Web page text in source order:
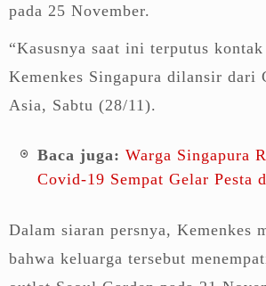
pada 25 November.
“Kasusnya saat ini terputus
Kemenkes Singapura dilansir dari
Asia, Sabtu (28/11).
Baca juga: Warga Singapura
Covid-19 Sempat Gelar Pesta
Dalam siaran persnya, Kemenkes
bahwa keluarga tersebut